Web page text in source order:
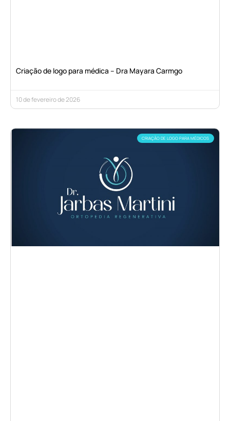
Criação de logo para médica – Dra Mayara Carmgo
10 de fevereiro de 2026
CRIAÇÃO DE LOGO PARA MÉDICOS